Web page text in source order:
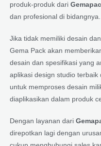
produk-produk dari
dan profesional di bidangnya.
Jika tidak memiliki desain
Gema Pack akan
desain dan spesifikasi yang
aplikasi design studio
untuk memproses desain
diaplikasikan dalam produk
Dengan layanan dari
direpotkan lagi dengan